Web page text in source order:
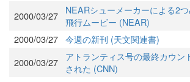
2000/03/27
NEARシューメーカーによる2
飛行ムービー (NEAR)
2000/03/27 今週の新刊 (天文関連書)
2000/03/27
アトランティス号の最終カウン
された (CNN)